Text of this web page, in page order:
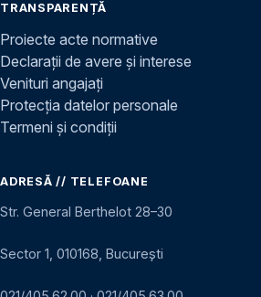
TRANSPARENȚĂ
Proiecte acte normative
Declarații de avere și interese
Venituri angajați
Protecția datelor personale
Termeni și condiții
ADRESĂ // TELEFOANE
Str. General Berthelot 28–30
Sector 1, 010168, București